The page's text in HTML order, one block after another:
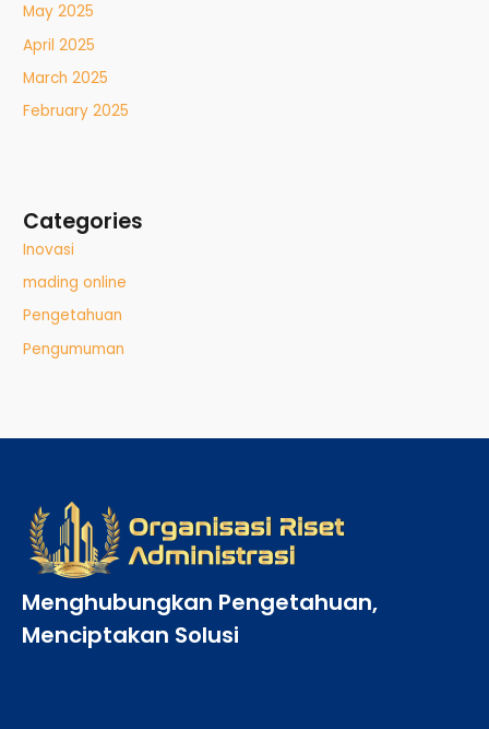
May 2025
April 2025
March 2025
February 2025
Categories
Inovasi
mading online
Pengetahuan
Pengumuman
Menghubungkan Pengetahuan,
Menciptakan Solusi